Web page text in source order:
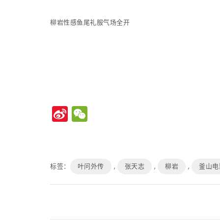
柳岩性感鱼尾礼服气场全开
Sina
Weibo
标签： 叶问外传 , 张天志 , 柳岩 , 釜山